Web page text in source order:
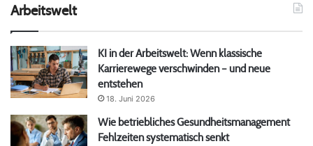
Arbeitswelt
KI in der Arbeitswelt: Wenn klassische
Karrierewege verschwinden – und neue
entstehen
18. Juni 2026
Wie betriebliches Gesundheitsmanagement
Fehlzeiten systematisch senkt